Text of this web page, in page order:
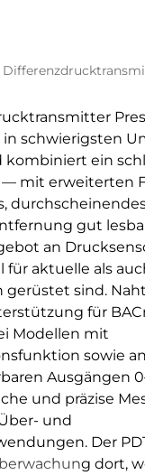
in schwierigsten
ein
— mit erweiterten
gut
an
für aktuelle als
gerüstet sind.
für
Modellen mit
sowie
Ausgängen
und präzise
und
Der
dort,